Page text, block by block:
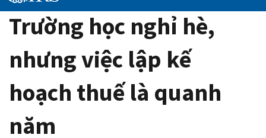
Trường học nghỉ hè,
nhưng việc lập kế
hoạch thuế là quanh
năm